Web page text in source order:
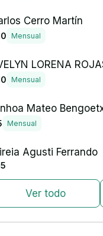
Cerro Martín
Mensual
LORENA
Mensual
Mateo
Mensual
Agusti Ferrando
Ver todo